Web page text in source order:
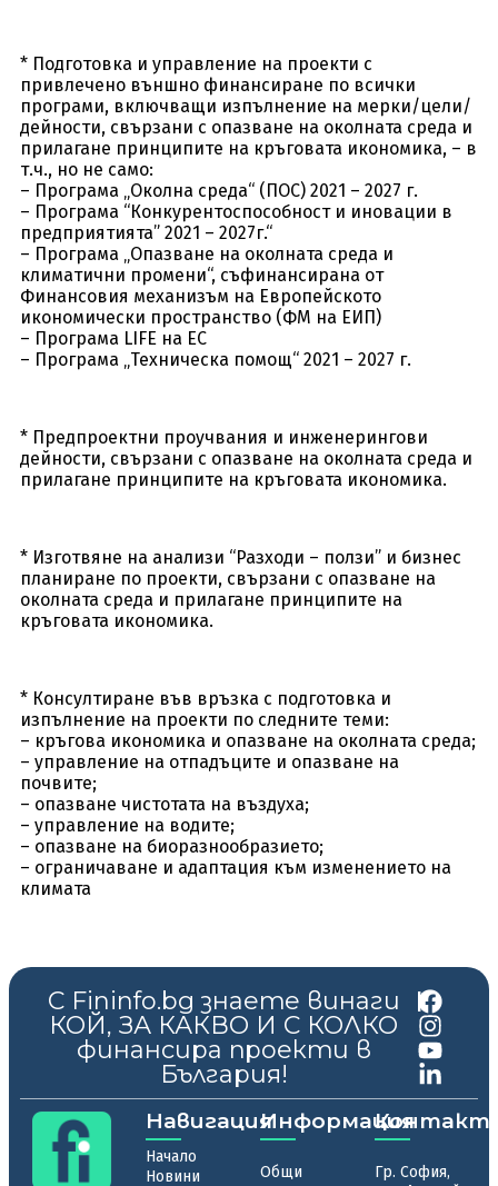
* Подготовка и управление на проекти с
привлечено външно финансиране по всички
програми, включващи изпълнение на мерки/цели/
дейности, свързани с опазване на околната среда и
прилагане принципите на кръговата икономика, – в
т.ч., но не само:
– Програма „Околна среда“ (ПОС) 2021 – 2027 г.
– Програма “Конкурентоспособност и иновации в
предприятията” 2021 – 2027г.“
– Програма „Опазване на околната среда и
климатични промени“, съфинансирана от
Финансовия механизъм на Европейското
икономически пространство (ФМ на ЕИП)
– Програма LIFE на ЕС
– Програма „Техническа помощ“ 2021 – 2027 г.
* Предпроектни проучвания и инженерингови
дейности, свързани с опазване на околната среда и
прилагане принципите на кръговата икономика.
* Изготвяне на анализи “Разходи – ползи” и бизнес
планиране по проекти, свързани с опазване на
околната среда и прилагане принципите на
кръговата икономика.
* Консултиране във връзка с подготовка и
изпълнение на проекти по следните теми:
– кръгова икономика и опазване на околната среда;
– управление на отпадъците и опазване на
почвите;
– опазване чистотата на въздуха;
– управление на водите;
– опазване на биоразнообразието;
– ограничаване и адаптация към изменението на
климата
С Fininfo.bg знаете винаги
КОЙ, ЗА КАКВО И С КОЛКО
финансира проекти в
България!
|
Навигация
Начало
Новини
Информация
Общи
Гр. София,